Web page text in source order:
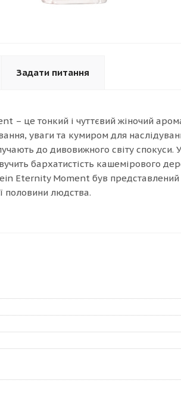
Задати питання
– це тонкий і чуттєвий жіночий
уваги та кумиром для
до дивовижного світу спокуси.
бархатистість кашемірового
Eternity Moment був представлений
половини людства.